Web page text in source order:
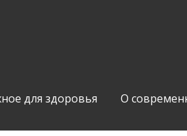
для здоровья О